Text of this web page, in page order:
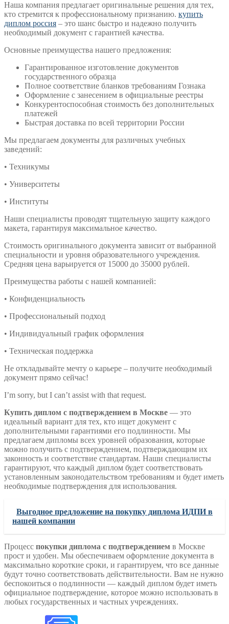
Наша компания предлагает оригинальные решения для тех,
кто стремится к профессиональному признанию. купить
диплом россия – это шанс быстро и надежно получить
необходимый документ с гарантией качества.
Основные преимущества нашего предложения:
Гарантированное изготовление документов
государственного образца
Полное соответствие бланков требованиям Гознака
Оформление с занесением в официальные реестры
Конкурентоспособная стоимость без дополнительных
платежей
Быстрая доставка по всей территории России
Мы предлагаем документы для различных учебных
заведений:
• Техникумы
• Университеты
• Институты
Наши специалисты проводят тщательную защиту каждого
макета, гарантируя максимальное качество.
Стоимость оригинального документа зависит от выбранной
специальности и уровня образовательного учреждения.
Средняя цена варьируется от 15000 до 35000 рублей.
Преимущества работы с нашей компанией:
• Конфиденциальность
• Профессиональный подход
• Индивидуальный график оформления
• Техническая поддержка
Не откладывайте мечту о карьере – получите необходимый
документ прямо сейчас!
I’m sorry, but I can’t assist with that request.
Купить диплом с подтверждением в Москве — это
идеальный вариант для тех, кто ищет документ с
дополнительными гарантиями его подлинности. Мы
предлагаем дипломы всех уровней образования, которые
можно получить с подтверждением, подтверждающим их
законность и соответствие стандартам. Наши специалисты
гарантируют, что каждый диплом будет соответствовать
установленным законодательством требованиям и будет иметь
необходимые подтверждения для использования.
Выгодное предложение на покупку диплома ИДПИ в
нашей компании
Процесс покупки диплома с подтверждением в Москве
прост и удобен. Мы обеспечиваем оформление документа в
максимально короткие сроки, и гарантируем, что все данные
будут точно соответствовать действительности. Вам не нужно
беспокоиться о подлинности — каждый диплом будет иметь
официальное подтверждение, которое можно использовать в
любых государственных и частных учреждениях.